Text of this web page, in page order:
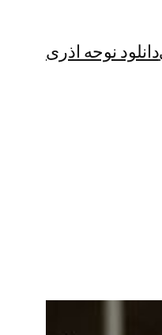
دانلود نوحه اذری